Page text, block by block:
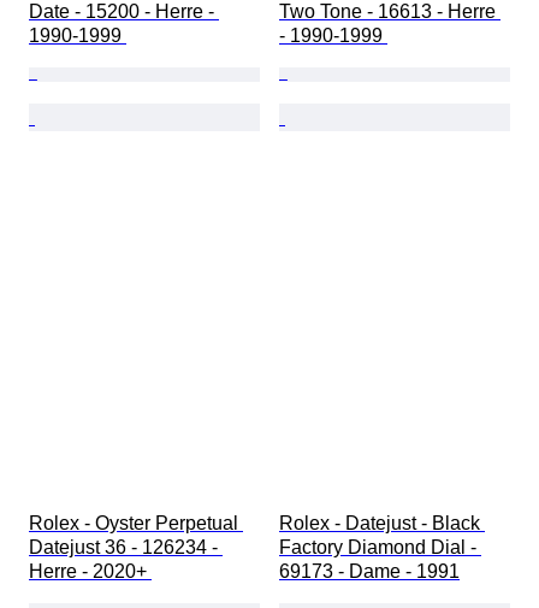
Date - 15200 - Herre -
1990-1999
Two Tone - 16613 - Herre
- 1990-1999
Rolex - Oyster Perpetual
Datejust 36 - 126234 -
Herre - 2020+
Rolex - Datejust - Black
Factory Diamond Dial -
69173 - Dame - 1991